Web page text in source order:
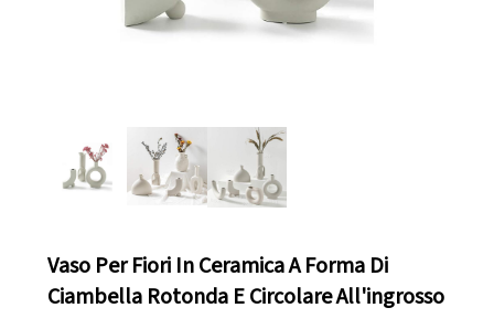
Vaso Per Fiori In Ceramica A Forma Di
Ciambella Rotonda E Circolare All'ingrosso